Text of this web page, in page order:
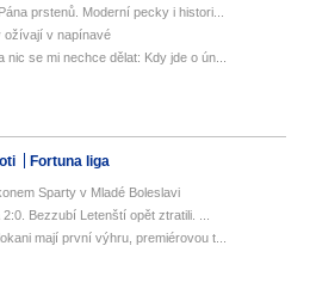
prstenů. Moderní pecky i histori...
ožívají v napínavé
nic se mi nechce dělat: Kdy jde o ún...
Fortuna liga
Sparty v Mladé Boleslavi
Bezzubí Letenští opět ztratili. ...
mají první výhru, premiérovou t...